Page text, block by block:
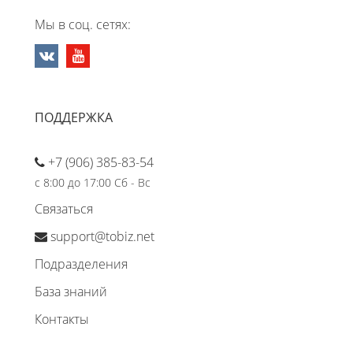
Мы в соц. сетях:
ПОДДЕРЖКА
+7 (906) 385-83-54
с 8:00 до 17:00 Сб - Вс
Связаться
support@tobiz.net
Подразделения
База знаний
Контакты